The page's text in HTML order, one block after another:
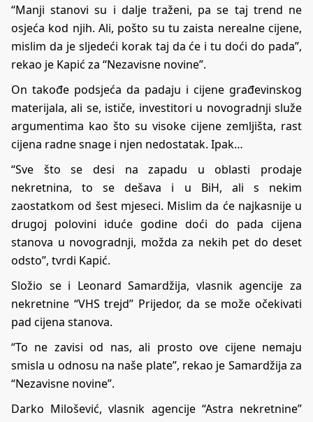
“Manji stanovi su i dalje traženi, pa se taj trend ne
osjeća kod njih. Ali, pošto su tu zaista nerealne cijene,
mislim da je sljedeći korak taj da će i tu doći do pada”,
rekao je Kapić za “Nezavisne novine”.
On takođe podsjeća da padaju i cijene građevinskog
materijala, ali se, ističe, investitori u novogradnji služe
argumentima kao što su visoke cijene zemljišta, rast
cijena radne snage i njen nedostatak. Ipak…
“Sve što se desi na zapadu u oblasti prodaje
nekretnina, to se dešava i u BiH, ali s nekim
zaostatkom od šest mjeseci. Mislim da će najkasnije u
drugoj polovini iduće godine doći do pada cijena
stanova u novogradnji, možda za nekih pet do deset
odsto”, tvrdi Kapić.
Složio se i Leonard Samardžija, vlasnik agencije za
nekretnine “VHS trejd” Prijedor, da se može očekivati
pad cijena stanova.
“To ne zavisi od nas, ali prosto ove cijene nemaju
smisla u odnosu na naše plate”, rekao je Samardžija za
“Nezavisne novine”.
Darko Milošević, vlasnik agencije “Astra nekretnine”